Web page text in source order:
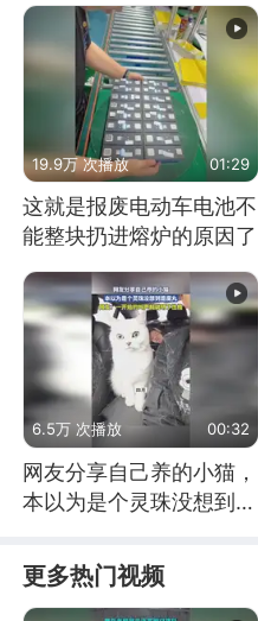
19.9万 次播放 01:29
这就是报废电动车电池不
能整块扔进熔炉的原因了
6.5万 次播放 00:32
网友分享自己养的小猫，
本以为是个灵珠没想到是
更多热门视频